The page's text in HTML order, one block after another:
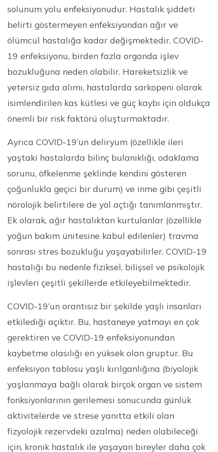
solunum yolu enfeksiyonudur. Hastalık şiddeti
belirti göstermeyen enfeksiyondan ağır ve
ölümcül hastalığa kadar değişmektedir. COVID-
19 enfeksiyonu, birden fazla organda işlev
bozukluğuna neden olabilir. Hareketsizlik ve
yetersiz gıda alımı, hastalarda sarkopeni olarak
isimlendirilen kas kütlesi ve güç kaybı için oldukça
önemli bir risk faktörü oluşturmaktadır.
Ayrıca COVID-19’un deliryum (özellikle ileri
yaştaki hastalarda bilinç bulanıklığı, odaklama
sorunu, öfkelenme şeklinde kendini gösteren
çoğunlukla geçici bir durum) ve inme gibi çeşitli
nörolojik belirtilere de yol açtığı tanımlanmıştır.
Ek olarak, ağır hastalıktan kurtulanlar (özellikle
yoğun bakım ünitesine kabul edilenler) travma
sonrası stres bozukluğu yaşayabilirler. COVID-19
hastalığı bu nedenle fiziksel, bilişsel ve psikolojik
işlevleri çeşitli şekillerde etkileyebilmektedir.
COVID-19’un orantısız bir şekilde yaşlı insanları
etkilediği açıktır. Bu, hastaneye yatmayı en çok
gerektiren ve COVID-19 enfeksiyonundan
kaybetme olasılığı en yüksek olan gruptur. Bu
enfeksiyon tablosu yaşlı kırılganlığına (biyolojik
yaşlanmaya bağlı olarak birçok organ ve sistem
fonksiyonlarının gerilemesi sonucunda günlük
aktivitelerde ve strese yanıtta etkili olan
fizyolojik rezervdeki azalma) neden olabileceği
için, kronik hastalık ile yaşayan bireyler daha çok